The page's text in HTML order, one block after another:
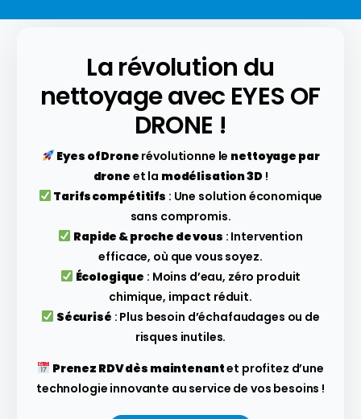
La révolution du
nettoyage avec EYES OF
DRONE !
Eyes of Drone révolutionne le nettoyage par
drone et la modélisation 3D!
Tarifs compétitifs : Une solution économique
sans compromis.
Rapide & proche de vous : Intervention
efficace, où que vous soyez.
Écologique : Moins d’eau, zéro produit
chimique, impact réduit.
Sécurisé : Plus besoin d’échafaudages ou de
risques inutiles.
Prenez RDV dès maintenantet profitez d’une
technologie innovante au service de vos besoins !